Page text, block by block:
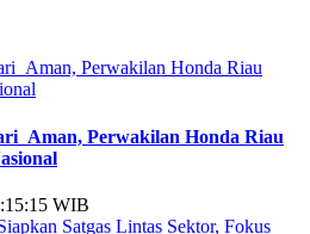
Perwakilan Honda Riau
WIB